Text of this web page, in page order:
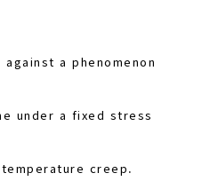
a phenomenon
under a fixed stress
creep.